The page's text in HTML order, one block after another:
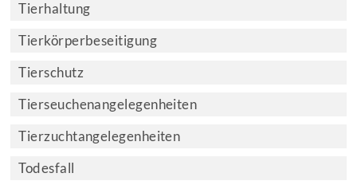
Tierhaltung
Tierkörperbeseitigung
Tierschutz
Tierseuchenangelegenheiten
Tierzuchtangelegenheiten
Todesfall